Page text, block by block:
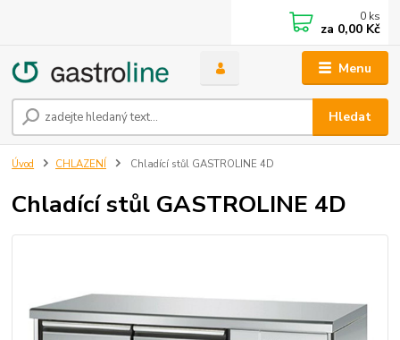
Menu
Hledat
0 ks
za 0,00 Kč
Úvod CHLAZENÍ Chladící stůl GASTROLINE 4D
Chladící stůl GASTROLINE 4D